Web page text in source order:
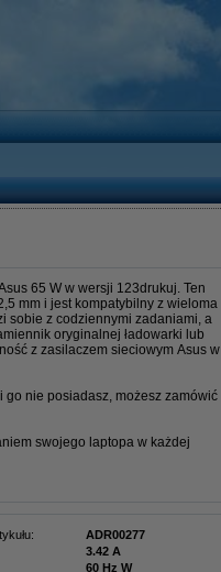
65 W w wersji 123drukuj. Ten
mm i jest kompatybilny z wieloma
sobie z codziennymi zadaniami, a
oryginalnej ładowarki lub
z zasilaczem sieciowym Asus w
go nie posiadasz, możesz zamówić
swojego laptopa w każdej
ADR00277
3.42 A
60 Hz W